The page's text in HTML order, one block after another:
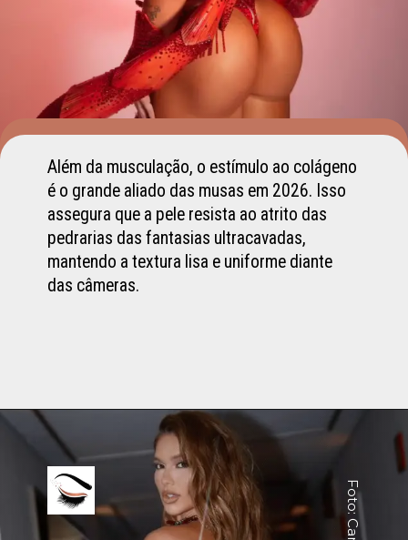
Além da musculação, o estímulo ao colágeno
é o grande aliado das musas em 2026. Isso
assegura que a pele resista ao atrito das
pedrarias das fantasias ultracavadas,
mantendo a textura lisa e uniforme diante
das câmeras.
Foto: Canva